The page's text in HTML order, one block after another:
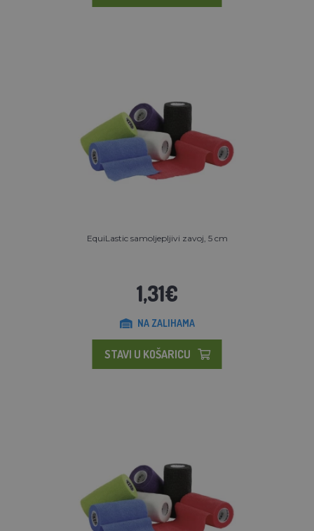
EquiLastic samoljepljivi zavoj, 5 cm
1,31€
NA ZALIHAMA
STAVI U KOŠARICU